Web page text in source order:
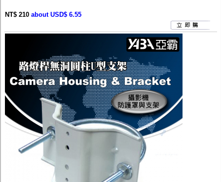
NT$ 210 about USD$ 6.55